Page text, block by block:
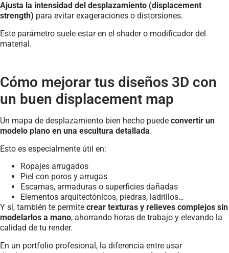
Ajusta la intensidad del desplazamiento (displacement
strength) para evitar exageraciones o distorsiones.
Este parámetro suele estar en el shader o modificador del
material.
Cómo mejorar tus diseños 3D con
un buen displacement map
Un mapa de desplazamiento bien hecho puede convertir un
modelo plano en una escultura detallada.
Esto es especialmente útil en:
Ropajes arrugados
Piel con poros y arrugas
Escamas, armaduras o superficies dañadas
Elementos arquitectónicos, piedras, ladrillos…
Y sí, también te permite crear texturas y relieves complejos sin
modelarlos a mano, ahorrando horas de trabajo y elevando la
calidad de tu render.
En un portfolio profesional, la diferencia entre usar